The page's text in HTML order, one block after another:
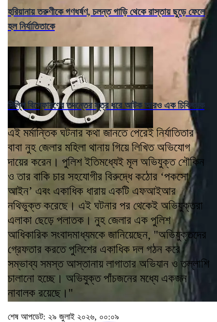
হরিয়ানায় তরুণীকে গণধর্ষণ, চলন্ত গাড়ি থেকে রাস্তায় ছুড়ে ফেলে
হল নির্যাতিতাকে
দিল্লি বিস্ফোরণের তদন্তের সূত্র ধরে আটক আরও এক চিকিৎসক
এই মর্মান্তিক ঘটনার কথা জানতে পেরেই নির্যাতিতার
বাবা নুহ জেলার মহিলা থানায় গিয়ে লিখিত অভিযোগ
দায়ের করেন। পুলিশ ইতিমধ্যেই মূল অভিযুক্ত শৌকিন
ও তার বাকি চার সহযোগীর বিরুদ্ধে কঠোর ‘পকসো
আইন’ এবং একাধিক ধারায় একটি এফআইআর
নথিভুক্ত করেছে। এই ঘটনার পর থেকেই অভিযুক্তরা
এলাকা ছেড়ে পলাতক। নুহ জেলার এক পুলিশ
আধিকারিক সংবাদমাধ্যমকে জানিয়েছেন, "অভিযুক্তদের
গ্রেফতার করতে পুলিশের একাধিক দল গঠন করে
সম্ভাব্য সমস্ত আস্তানায় লাগাতার অভিযান ও তল্লাশি
চালানো হচ্ছে। অভিযুক্ত পাঁচজনের মধ্যে একজন
নাবালক রয়েছে।"
শেষ আপডেট: ২৯ জুলাই ২০২৬, ০০:০৯